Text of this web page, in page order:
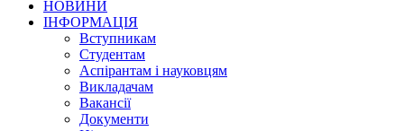
НОВИНИ
ІНФОРМАЦІЯ
Вступникам
Студентам
Аспірантам і науковцям
Викладачам
Вакансії
Документи